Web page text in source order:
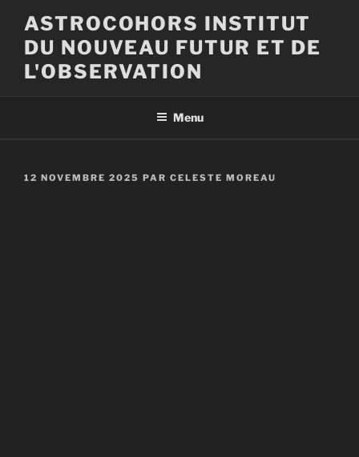
contenu
principal
ASTROCOHORS INSTITUT
DU NOUVEAU FUTUR ET DE
L'OBSERVATION
Menu
PUBLIÉ
12 NOVEMBRE 2025 PAR CELESTE MOREAU